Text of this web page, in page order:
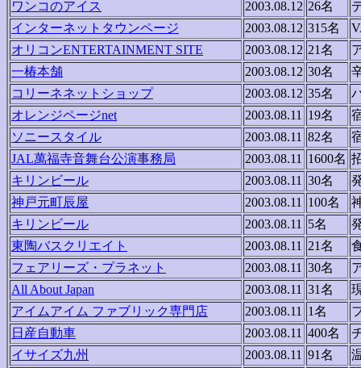
ワンコのアイス
2003.08.12 26名
インターネットタウンページ
2003.08.12 315名
オリコンENTERTAINMENT SITE
2003.08.12 21名
一椿本舗
2003.08.12 30名
コリーネネットショップ
2003.08.12 35名
オレンジページnet
2003.08.11 19名
ソニースタイル
2003.08.11 82名
JAL萬福寺音舞台公演事務局
2003.08.11 1600名
キリンビール
2003.08.11 30名
神戸元町辰屋
2003.08.11 100名
キリンビール
2003.08.11 5名
東陶バスクリエイト
2003.08.11 21名
フェアリーズ・プラネット
2003.08.11 30名
All About Japan
2003.08.11 31名
アイムアイム ファブリック専門店
2003.08.11 1名
日産自動車
2003.08.11 400名
イサイズ九州
2003.08.11 91名